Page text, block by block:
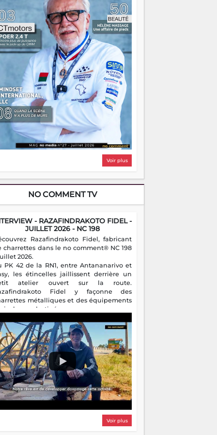
on pourrait s'arrêter là, applaudir et
chez soi satisfait. Mais ce serait
à côté d'une chose essentielle. La
ça brûle fort — et parfois, ça brûle
Une flamme sans direction peut
autant qu'elle peut consumer. C'est
que les aînés entrent en scène — pas
reprendre le gouvernail, mais pour
où sont les récifs. Les jeunes ont la
les vieux ont l'expérience, comme on
Ce n'est pas un combat de générations
c'est une question d'équipage. Partagez
réussites, mais aussi vos échecs. Surtout
échecs, d'ailleurs — ils enseignent
que n'importe quel manuel. À
la barque avance. Il faut juste
que tout le monde rame dans le
Voir plus
NO COMMENT TV
- RAZAFINDRAKOTO FIDEL -
JUILLET 2026 - NC 198
Razafindrakoto Fidel, fabricant
charrettes dans le no comment® NC 198
2026.
PK 42 de la RN1, entre Antananarivo et
les étincelles jaillissent derrière un
atelier ouvert sur la route.
Fidel y façonne des
métalliques et des équipements
destinés aux campagnes
il perpétue un métier discret mais
Voir plus